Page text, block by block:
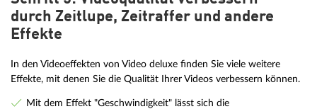
durch Zeitlupe, Zeitraffer und andere
Effekte
In den Videoeffekten von Video deluxe finden Sie viele weitere
Effekte, mit denen Sie die Qualität Ihrer Videos verbessern können.
Mit dem Effekt "Geschwindigkeit" lässt sich die